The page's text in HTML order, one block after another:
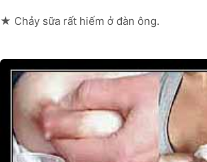
★ Chảy sữa rất hiếm ở đàn ông.